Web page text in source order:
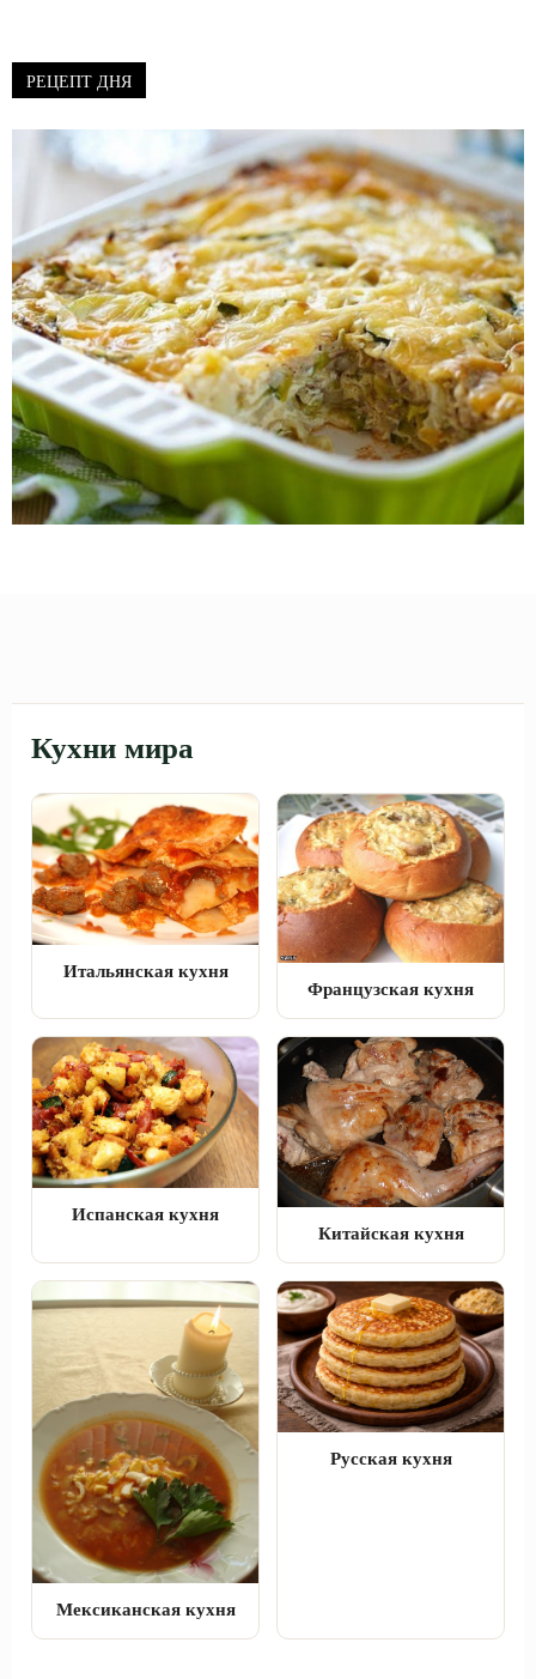
РЕЦЕПТ ДНЯ
Кухни мира
Итальянская кухня
Французская кухня
Испанская кухня
Китайская кухня
Мексиканская кухня
Русская кухня